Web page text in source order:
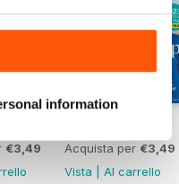
information
€3,49
Acquista per €3,49
Vista
Al carrello